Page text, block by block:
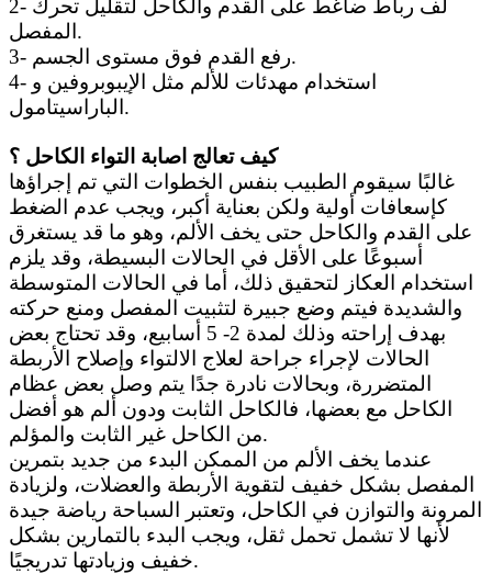
2- لف رباط ضاغط على القدم والكاحل لتقليل تحرك
المفصل.
3- رفع القدم فوق مستوى الجسم.
4- استخدام مهدئات للألم مثل الإيبوبروفين و
الباراسيتامول.
كيف تعالج اصابة التواء الكاحل ؟
غالبًا سيقوم الطبيب بنفس الخطوات التي تم إجراؤها
كإسعافات أولية ولكن بعناية أكبر، ويجب عدم الضغط
على القدم والكاحل حتى يخف الألم، وهو ما قد يستغرق
أسبوعًا على الأقل في الحالات البسيطة، وقد يلزم
استخدام العكاز لتحقيق ذلك، أما في الحالات المتوسطة
والشديدة فيتم وضع جبيرة لتثبيت المفصل ومنع حركته
بهدف إراحته وذلك لمدة 2- 5 أسابيع، وقد تحتاج بعض
الحالات لإجراء جراحة لعلاج الالتواء وإصلاح الأربطة
المتضررة، وبحالات نادرة جدًا يتم وصل بعض عظام
الكاحل مع بعضها، فالكاحل الثابت ودون ألم هو أفضل
من الكاحل غير الثابت والمؤلم.
عندما يخف الألم من الممكن البدء من جديد بتمرين
المفصل بشكل خفيف لتقوية الأربطة والعضلات، ولزيادة
المرونة والتوازن في الكاحل، وتعتبر السباحة رياضة جيدة
لأنها لا تشمل تحمل ثقل، ويجب البدء بالتمارين بشكل
خفيف وزيادتها تدريجيًا.